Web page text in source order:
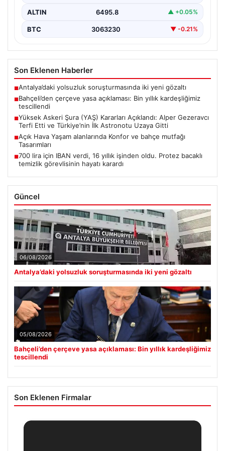
ALTIN 6495.8 ▲ +0.05%
BTC 3063230 ▼ -0.21%
Son Eklenen Haberler
■Antalya’daki yolsuzluk soruşturmasında iki yeni gözaltı
■Bahçeli’den çerçeve yasa açıklaması: Bin yıllık kardeşliğimiz
tescillendi
■Yüksek Askeri Şura (YAŞ) Kararları Açıklandı: Alper Gezeravcı
Terfi Etti ve Türkiye’nin İlk Astronotu Uzaya Gitti
■Açık Hava Yaşam alanlarında Konfor ve bahçe mutfağı
Tasarımları
■700 lira için IBAN verdi, 16 yıllık işinden oldu. Protez bacaklı
temizlik görevlisinin hayatı karardı
Güncel
06/08/2026
Antalya’daki yolsuzluk soruşturmasında iki yeni gözaltı
05/08/2026
Bahçeli’den çerçeve yasa açıklaması: Bin yıllık kardeşliğimiz
tescillendi
Son Eklenen Firmalar